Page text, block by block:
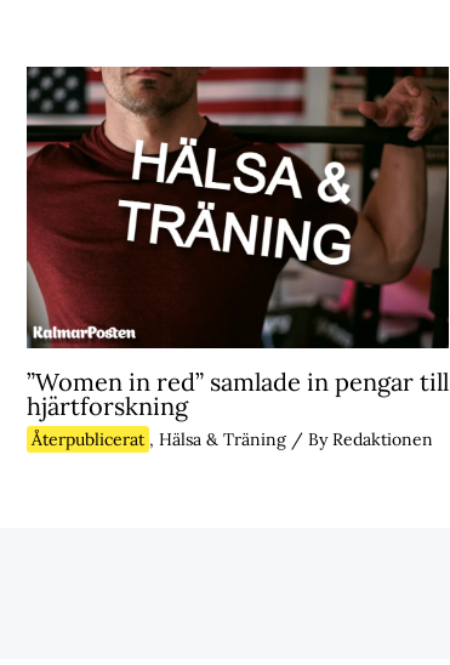
”Women in red” samlade in pengar till
hjärtforskning
Återpublicerat , Hälsa & Träning/ ByRedaktionen